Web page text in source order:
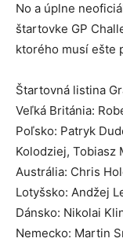
No a úplne
štartovke GP
ktorého musí ešte
Štartovná listina
Veľká Británia:
Poľsko: Patryk
Kolodziej, Tobiasz
Austrália: Chris
Lotyšsko: Andžej
Dánsko: Nikolai
Nemecko: Martin